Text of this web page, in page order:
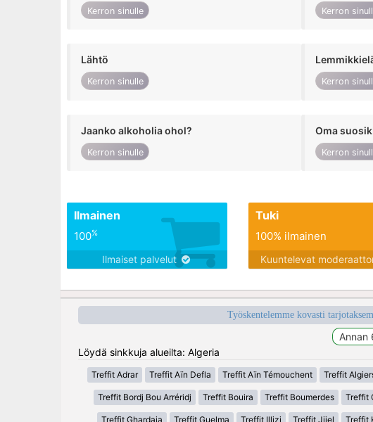
Kerron sinulle Kerron
Lähtö
Kerron sinulle Kerron
Jaanko alkoholia ohol?
Kerron sinulle
Oma
Kerron
Ilmainen
100%
Ilmaiset palvelut
Tuki
100% ilmainen
Kuuntelevat
Työskentelemme kovasti
Löydä sinkkuja alueilta: Algeria
Treffit Adrar Treffit Aïn Defla Treffit Aïn Témouchent Treffit
Treffit Bordj Bou Arréridj Treffit Bouira Treffit Boumerdes Treffit
Treffit Ghardaia Treffit Guelma Treffit Illizi Treffit Jijel Treffit